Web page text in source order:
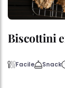
Biscottini
Facile Snack